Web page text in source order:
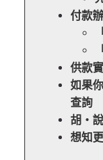
付款
供款
如果
查詢
胡‧說
想知